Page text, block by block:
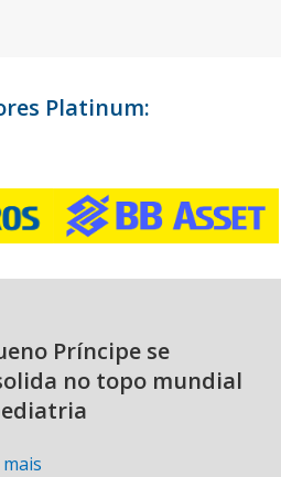
Platinum:
Príncipe se
no topo mundial